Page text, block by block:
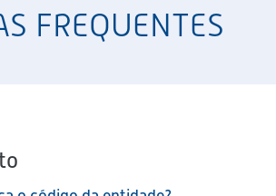
FREQUENTES